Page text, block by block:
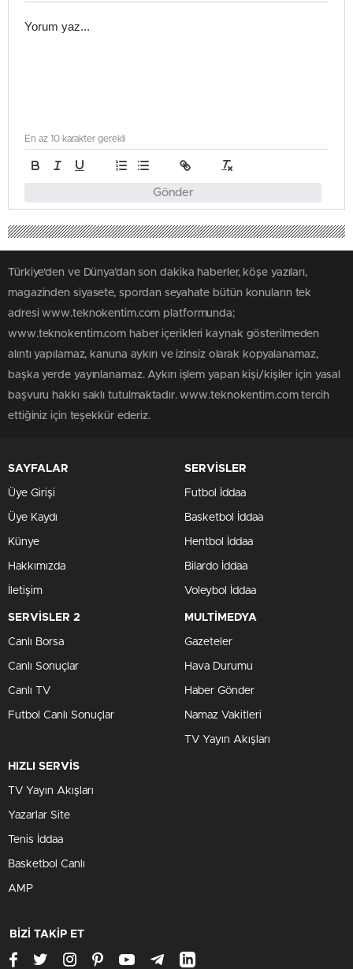
Gönder
En az 10 karakter gerekli
Türkiye'den ve Dünya’dan son dakika haberler, köşe yazıları,
magazinden siyasete, spordan seyahate bütün konuların tek
adresi www.teknokentim.com platformunda;
www.teknokentim.com haber içerikleri kaynak gösterilmeden
alıntı yapılamaz, kanuna aykırı ve izinsiz olarak kopyalanamaz,
başka yerde yayınlanamaz. Aykırı işlem yapan kişi/kişiler için yasal
başvuru hakkı saklı tutulmaktadır. www.teknokentim.com tercih
ettiğiniz için teşekkür ederiz.
SAYFALAR
Üye Girişi
Üye Kaydı
Künye
Hakkımızda
İletişim
SERVİSLER
Futbol İddaa
Basketbol İddaa
Hentbol İddaa
Bilardo İddaa
Voleybol İddaa
SERVİSLER 2
Canlı Borsa
Canlı Sonuçlar
Canlı TV
Futbol Canlı Sonuçlar
MULTİMEDYA
Gazeteler
Hava Durumu
Haber Gönder
Namaz Vakitleri
TV Yayın Akışları
HIZLI SERVİS
TV Yayın Akışları
Yazarlar Site
Tenis İddaa
Basketbol Canlı
AMP
BİZİ TAKİP ET